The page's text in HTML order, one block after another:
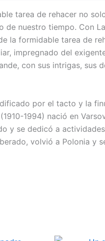
tarea de rehacer no
de nuestro tiempo. Con
la formidable tarea de
impregnado del
con sus intrigas, sus
por el tacto y la
1994) nació en
y se dedicó a
volvió a Polonia y